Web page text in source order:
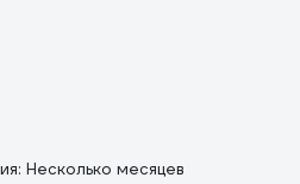
Несколько месяцев